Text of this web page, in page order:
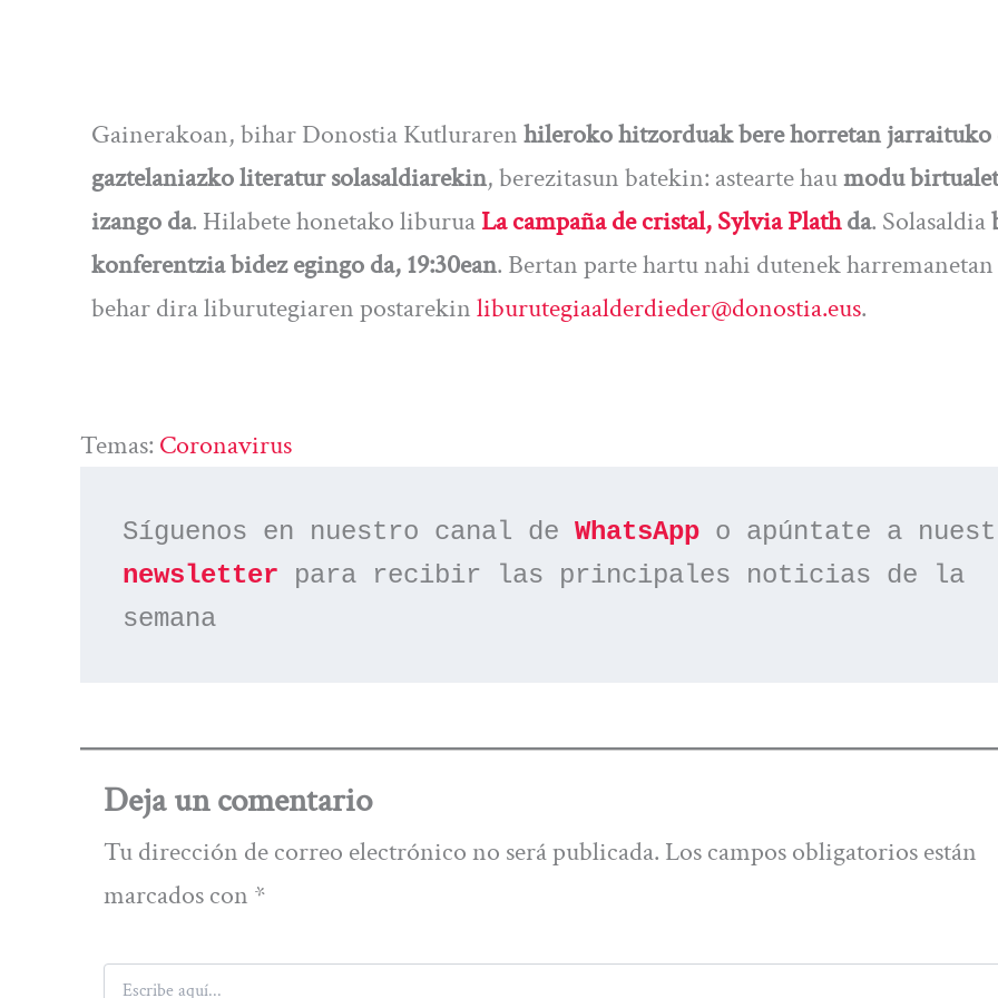
Gainerakoan, bihar Donostia Kutlurarenhileroko hitzorduak bere horretan jarraituko
gaztelaniazko literatur solasaldiarekin, berezitasun batekin: astearte haumodu
izango da. Hilabete honetako liburuaLa campaña de cristal, Sylvia Plathda. Solasaldia
konferentzia bidez egingo da, 19:30ean. Bertan parte hartu nahi dutenek
behar dira liburutegiaren postarekinliburutegiaalderdieder@donostia.eus.
Temas: Coronavirus
Síguenos en nuestro canal de WhatsApp
newsletter para recibir las principales noticias de la
semana
Deja un comentario
Tu dirección de correo electrónico no será publicada. Los campos obligatorios están
marcados con *